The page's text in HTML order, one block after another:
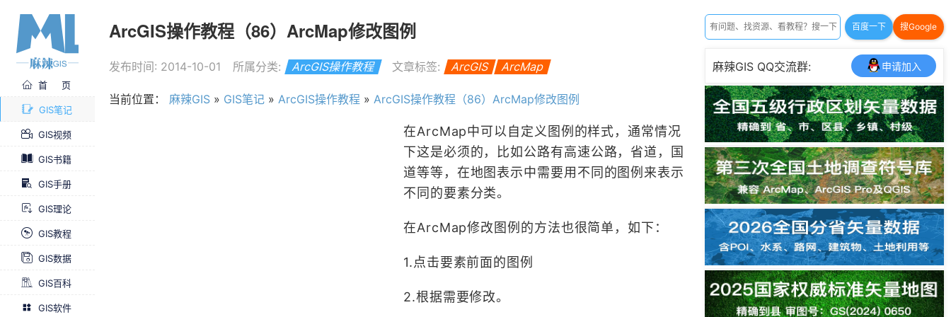
首 页
GIS笔记
GIS视频
GIS书籍
GIS手册
GIS理论
GIS教程
GIS数据
GIS百科
GIS软件
ArcGIS操作教程（86）ArcMap修改图例
发布时间: 2014-10-01 所属分类: ArcGIS操作教程 文章标签: ArcGIS ArcMap
当前位置： 麻辣GIS » GIS笔记 »ArcGIS操作教程 »ArcGIS操作教程（86）ArcMap修改图例
在ArcMap中可以自定义图例的样式，通常情况
下这是必须的，比如公路有高速公路，省道，国
道等等，在地图表示中需要用不同的图例来表示
不同的要素分类。
在ArcMap修改图例的方法也很简单，如下：
1.点击要素前面的图例
2.根据需要修改。
百度一下 搜Google
麻辣GIS QQ交流群: 申请加入